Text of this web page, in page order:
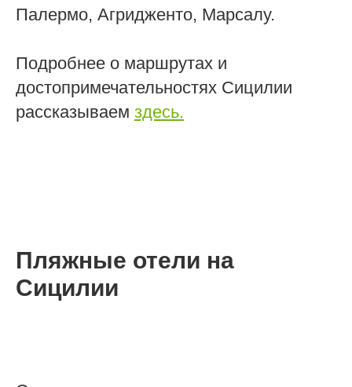
Палермо, Агридженто, Марсалу.
Подробнее о маршрутах и
достопримечательностях Сицилии
рассказываем здесь.
Пляжные отели на
Сицилии